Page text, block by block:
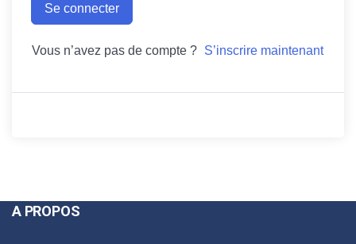
Se connecter
Vous n’avez pas de compte ? S’inscrire maintenant
A PROPOS